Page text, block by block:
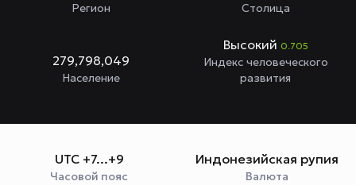
Регион Столица
279,798,049
Население
Высокий 0.705
Индекс человеческого
развития
UTC +7...+9
Часовой пояс
Индонезийская рупия
Валюта